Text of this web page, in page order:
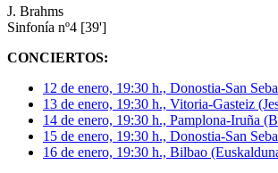
J. Brahms
Sinfonía nº4 [39']
CONCIERTOS:
12 de enero, 19:30 h., Donostia-San
13 de enero, 19:30 h., Vitoria-Gasteiz
14 de enero, 19:30 h., Pamplona-Iruña
15 de enero, 19:30 h., Donostia-San
16 de enero, 19:30 h., Bilbao